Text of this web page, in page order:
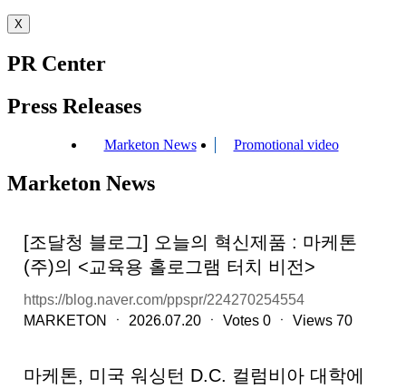
X
PR Center
Press Releases
Marketon News Promotional video
Marketon News
[조달청 블로그] 오늘의 혁신제품 : 마케톤
(주)의 <교육용 홀로그램 터치 비전>
https://blog.naver.com/ppspr/224270254554
MARKETON
ㆍ 2026.07.20 ㆍ Votes 0 ㆍ Views 70
마케톤, 미국 워싱턴 D.C. 컬럼비아 대학에